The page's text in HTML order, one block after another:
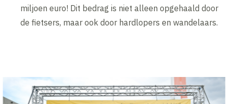
miljoen euro! Dit bedrag is niet alleen opgehaald door
de fietsers, maar ook door hardlopers en wandelaars.